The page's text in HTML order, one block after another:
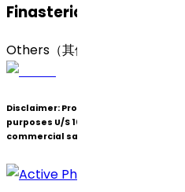
Finasteride (Form 3)（非
Others（其他）
Disclaimer: Products under patent(s)
purposes U/S 107A of the Patents
commercial sale.